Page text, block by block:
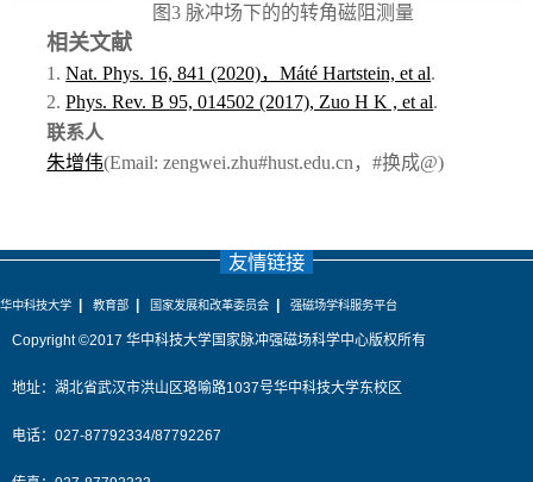
图3 脉冲场下的的转角磁阻测量
相关文献
1.Nat. Phys. 16, 841 (2020)，Máté Hartstein, et al.
2.Phys. Rev. B 95, 014502 (2017), Zuo H K , et al.
联系人
朱增伟(Email: zengwei.zhu#hust.edu.cn，#换成@)
友情链接
华中科技大学 教育部 国家发展和改革委员会 强磁场学科服务平台
Copyright ©2017 华中科技大学国家脉冲强磁场科学中心版权所有
地址：湖北省武汉市洪山区珞喻路1037号华中科技大学东校区
电话：027-87792334/87792267